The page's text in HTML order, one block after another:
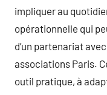
impliquer au
opérationnelle qui
d’un partenariat
associations Paris.
outil pratique, à